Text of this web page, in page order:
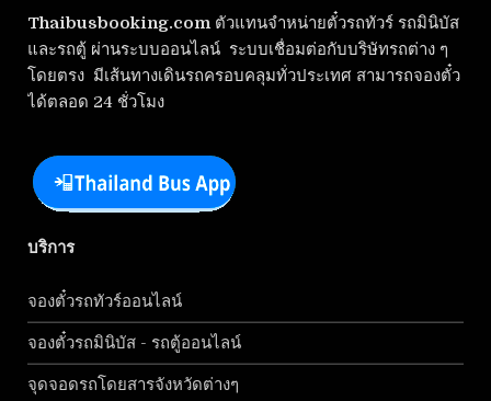
Thaibusbooking.com ตัวแทนจำหน่ายตั๋วรถทัวร์ รถมินิบัส
และรถตู้ ผ่านระบบออนไลน์ ระบบเชื่อมต่อกับบริษัทรถต่าง ๆ
โดยตรง มีเส้นทางเดินรถครอบคลุมทั่วประเทศ สามารถจองตั๋ว
ได้ตลอด 24 ชั่วโมง
บริการ
จองตั๋วรถทัวร์ออนไลน์
จองตั๋วรถมินิบัส - รถตู้ออนไลน์
จุดจอดรถโดยสารจังหวัดต่างๆ